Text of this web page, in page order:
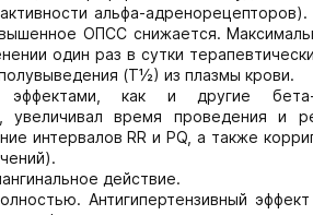
альфа-
ОПСС снижается.
один раз в сутки
(Т½) из плазмы крови.
эффектами, как и другие бета-
увеличивал время проведения и
интервалов RR и PQ, а также
действие.
Антигипертензивный